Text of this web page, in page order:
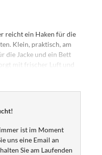
reicht ein Haken für die
Klein, praktisch, am
die Jacke und ein Bett
mit frischer Luft und
ist im Moment
uns eine Email an
Sie am Laufenden